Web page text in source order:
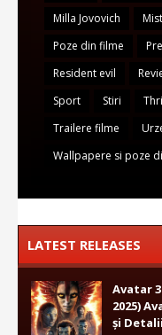
Milla Jovovich
Poze din filme
Resident evil
Sport
Stiri
Trailere filme
Wallpapere si poze
LATEST RELEASES
Avatar
2025)
și Detalii